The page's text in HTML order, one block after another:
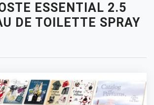
ESSENTIAL 2.5
DE TOILETTE SPRAY